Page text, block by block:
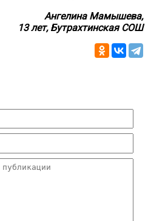
Ангелина Мамышева,
13 лет, Бутрахтинская СОШ